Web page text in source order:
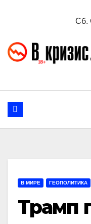
Сб.
В МИРЕ ГЕОПОЛИТИКА
Трамп